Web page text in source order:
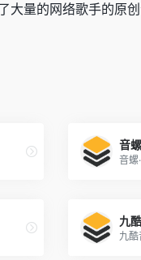
大量的网络歌手的原
音
音螺
九